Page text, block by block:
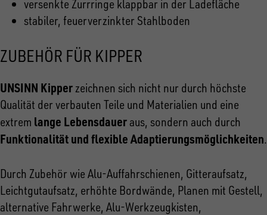
versenkte Zurrringe klappbar in der Ladefläche
stabiler, feuerverzinkter Stahlboden
ZUBEHÖR FÜR KIPPER
UNSINN Kipper zeichnen sich nicht nur durch höchste
Qualität der verbauten Teile und Materialien und eine
extrem lange Lebensdauer aus, sondern auch durch
Funktionalität und flexible Adaptierungsmöglichkeiten.
Durch Zubehör wie Alu-Auffahrschienen, Gitteraufsatz,
Leichtgutaufsatz, erhöhte Bordwände, Planen mit Gestell,
alternative Fahrwerke, Alu-Werkzeugkisten,